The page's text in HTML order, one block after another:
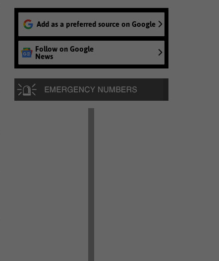
Add as a preferred source on Google
Follow on Google
News